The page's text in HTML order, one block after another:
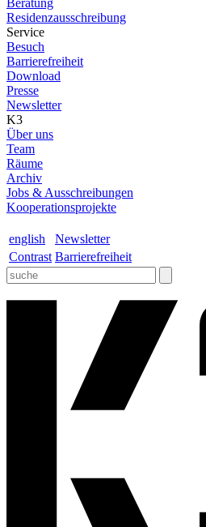
Beratung
Residenzausschreibung
Service
Besuch
Barrierefreiheit
Download
Presse
Newsletter
K3
Über uns
Team
Räume
Archiv
Jobs & Ausschreibungen
Kooperationsprojekte
english
Newsletter
Contrast Barrierefreiheit